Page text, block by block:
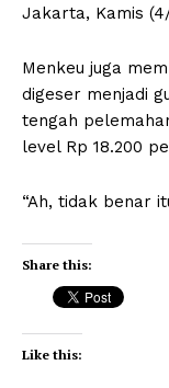
Jakarta, Kamis
Menkeu juga
digeser menjadi
tengah
level Rp 18.200
“Ah, tidak benar
Share this:
Like this: